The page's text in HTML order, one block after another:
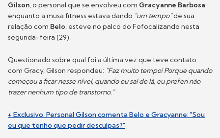
Gilson, o personal que se envolveu com Gracyanne Barbosa
enquanto a musa fitness estava dando "um tempo"de sua
relação com Belo, esteve no palco do Fofocalizando nesta
segunda-feira (29).
Questionado sobre qual foi a última vez que teve contato
com Gracy, Gilson respondeu: "Faz muito tempo! Porque quando
começou a ficar nesse nível, quando eu saí de lá, eu preferi não
trazer nenhum tipo de transtorno."
+ Exclusivo: Personal Gilson comenta Belo e Gracyanne: "Sou
eu que tenho que pedir desculpas?"